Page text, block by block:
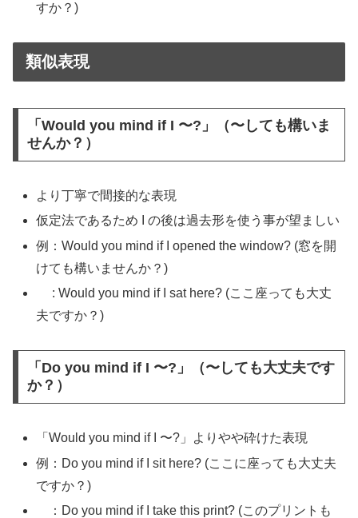
すか？)
類似表現
「Would you mind if I 〜?」（〜しても構いま
せんか？）
より丁寧で間接的な表現
仮定法であるため I の後は過去形を使う事が望ましい
例：Would you mind if I opened the window? (窓を開
けても構いませんか？)
: Would you mind if I sat here? (ここ座っても大丈
夫ですか？)
「Do you mind if I 〜?」（〜しても大丈夫です
か？）
「Would you mind if I 〜?」よりやや砕けた表現
例：Do you mind if I sit here? (ここに座っても大丈夫
ですか？)
：Do you mind if I take this print? (このプリントも